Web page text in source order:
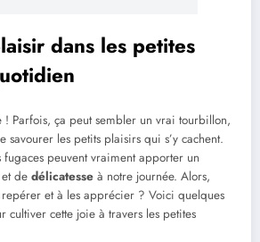
dans les petites
Parfois, ça peut sembler un vrai tourbillon,
savourer les petits plaisirs qui s’y cachent.
fugaces peuvent vraiment apporter un
et de délicatesse à notre journée. Alors,
et à les apprécier ? Voici quelques
cultiver cette joie à travers les petites